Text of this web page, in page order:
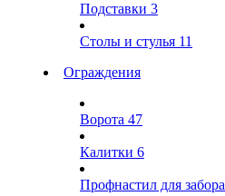
Подставки 3
Столы и стулья 11
Ограждения
Ворота 47
Калитки 6
Профнастил для забора